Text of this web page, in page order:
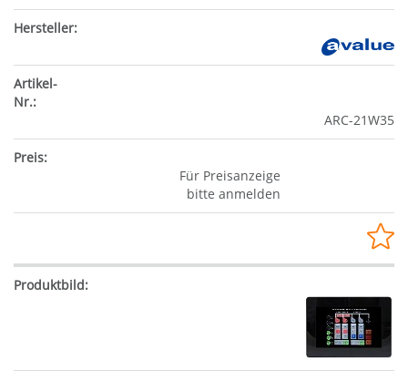
ARC-21W35
Für Preisanzeige
bitte anmelden